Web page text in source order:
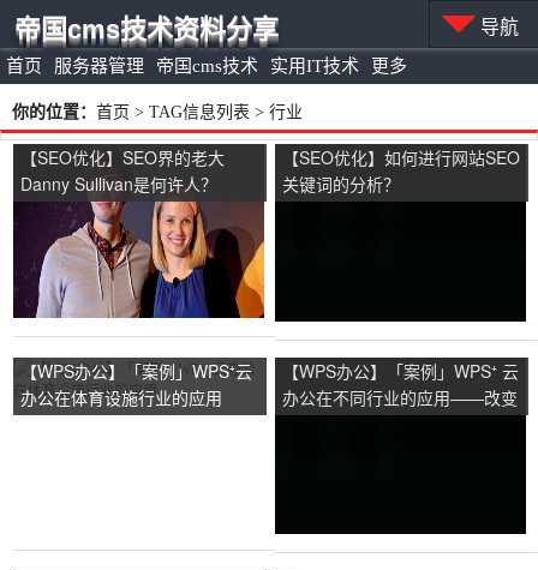
首页 服务器管理 帝国cms技术 实用IT技术 更多
帝国cms技术资料分享 导航
你的位置： 首页 > TAG信息列表 > 行业
【SEO优化】SEO界的老大
Danny Sullivan是何许人？
【SEO优化】如何进行网站SEO
关键词的分析？
【WPS办公】「案例」WPS⁺云
办公在体育设施行业的应用
【WPS办公】「案例」WPS⁺ 云
办公在不同行业的应用——改变
你的工作和生活方式！